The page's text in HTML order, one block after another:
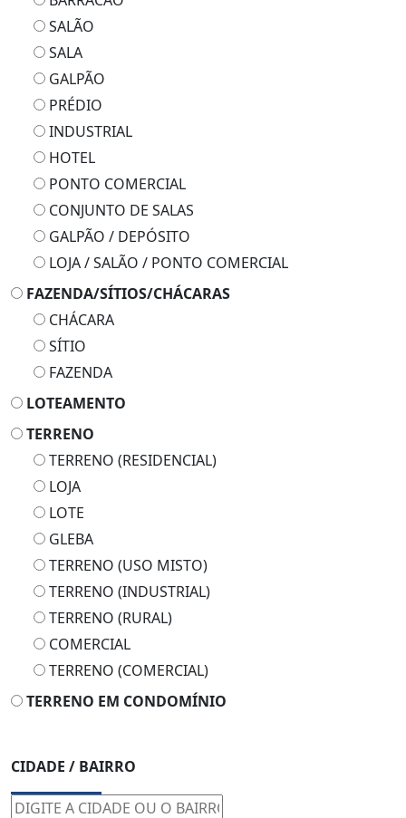
SALÃO
SALA
GALPÃO
PRÉDIO
INDUSTRIAL
HOTEL
PONTO COMERCIAL
CONJUNTO DE SALAS
GALPÃO / DEPÓSITO
LOJA / SALÃO / PONTO COMERCIAL
FAZENDA/SÍTIOS/CHÁCARAS
CHÁCARA
SÍTIO
FAZENDA
LOTEAMENTO
TERRENO
TERRENO (RESIDENCIAL)
LOJA
LOTE
GLEBA
TERRENO (USO MISTO)
TERRENO (INDUSTRIAL)
TERRENO (RURAL)
COMERCIAL
TERRENO (COMERCIAL)
TERRENO EM CONDOMÍNIO
CIDADE / BAIRRO